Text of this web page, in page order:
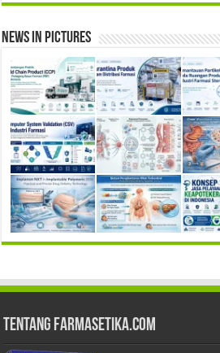
News in Pictures
Tentang Farmasetika.com